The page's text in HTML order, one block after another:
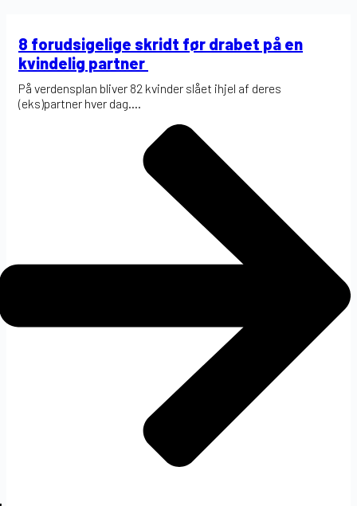
8 forudsigelige skridt før drabet på en
kvindelig partner
På verdensplan bliver 82 kvinder slået ihjel af deres
(eks)partner hver dag....